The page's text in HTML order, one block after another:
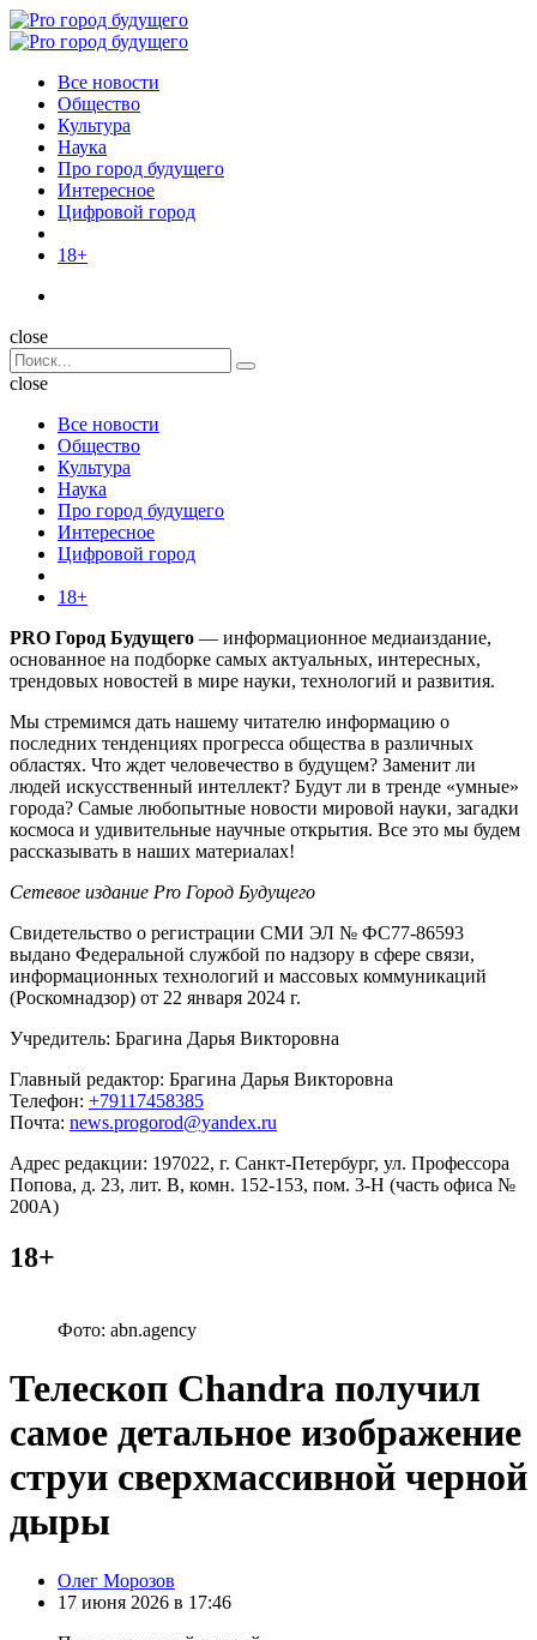
Menu
Поиск
Menu
Pro
Все новости
Общество
Культура
Наука
Про город будущего
Интересное
Цифровой город
18+
Поиск
close
Search
for:
Поиск
close
Все новости
Общество
Культура
Наука
Про город будущего
Интересное
Цифровой город
18+
PRO Город Будущего — информационное медиаиздание,
основанное на подборке самых актуальных, интересных,
трендовых новостей в мире науки, технологий и развития.
Мы стремимся дать нашему читателю информацию о
последних тенденциях прогресса общества в различных
областях. Что ждет человечество в будущем? Заменит ли
людей искусственный интеллект? Будут ли в тренде «умные»
города? Самые любопытные новости мировой науки, загадки
космоса и удивительные научные открытия. Все это мы будем
рассказывать в наших материалах!
Сетевое издание Pro Город Будущего
Свидетельство о регистрации СМИ ЭЛ № ФС77-86593
выдано Федеральной службой по надзору в сфере связи,
информационных технологий и массовых коммуникаций
(Роскомнадзор) от 22 января 2024 г.
Учредитель: Брагина Дарья Викторовна
Главный редактор: Брагина Дарья Викторовна
Телефон: +79117458385
Почта: news.progorod@yandex.ru
Адрес редакции: 197022, г. Санкт-Петербург, ул. Профессора
Попова, д. 23, лит. В, комн. 152-153, пом. 3-Н (часть офиса №
200А)
18+
Фото: abn.agency
Телескоп Chandra получил
самое детальное изображение
струи сверхмассивной черной
дыры
Posted
by
Олег Морозов
17 июня 2026 в 17:46